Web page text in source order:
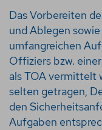
Das Vorbereiten
und Ablegen
umfangreichen
Offiziers bzw.
als TOA vermittelt
selten getragen,
den
Aufgaben